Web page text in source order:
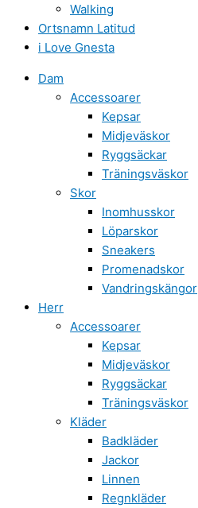
Walking
Ortsnamn Latitud
i Love Gnesta
Dam
Accessoarer
Kepsar
Midjeväskor
Ryggsäckar
Träningsväskor
Skor
Inomhusskor
Löparskor
Sneakers
Promenadskor
Vandringskängor
Herr
Accessoarer
Kepsar
Midjeväskor
Ryggsäckar
Träningsväskor
Kläder
Badkläder
Jackor
Linnen
Regnkläder